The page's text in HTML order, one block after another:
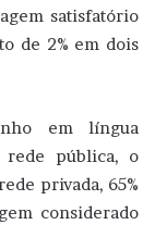
satisfatório
de 2% em dois
em língua
rede pública, o
privada, 65%
considerado